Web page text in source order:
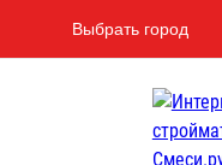
Выбрать город